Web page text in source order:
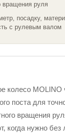
вращения руля
посадку,
с рулевым валом
колесо
поста для
вращения
когда нужно